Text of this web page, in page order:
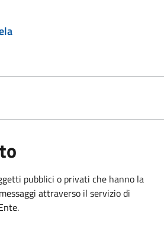
pubblici o privati che hanno la
attraverso il servizio di